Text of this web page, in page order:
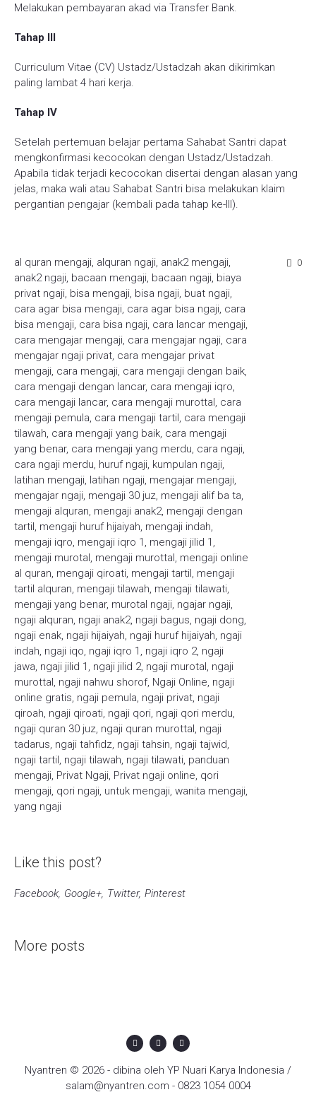
Melakukan pembayaran akad via Transfer Bank.
Tahap III
Curriculum Vitae (CV) Ustadz/Ustadzah akan dikirimkan
paling lambat 4 hari kerja.
Tahap IV
Setelah pertemuan belajar pertama Sahabat Santri dapat
mengkonfirmasi kecocokan dengan Ustadz/Ustadzah.
Apabila tidak terjadi kecocokan disertai dengan alasan yang
jelas, maka wali atau Sahabat Santri bisa melakukan klaim
pergantian pengajar (kembali pada tahap ke-III).
al quran mengaji, alquran ngaji, anak2 mengaji,
anak2 ngaji, bacaan mengaji, bacaan ngaji, biaya
privat ngaji, bisa mengaji, bisa ngaji, buat ngaji,
cara agar bisa mengaji, cara agar bisa ngaji, cara
bisa mengaji, cara bisa ngaji, cara lancar mengaji,
cara mengajar mengaji, cara mengajar ngaji, cara
mengajar ngaji privat, cara mengajar privat
mengaji, cara mengaji, cara mengaji dengan baik,
cara mengaji dengan lancar, cara mengaji iqro,
cara mengaji lancar, cara mengaji murottal, cara
mengaji pemula, cara mengaji tartil, cara mengaji
tilawah, cara mengaji yang baik, cara mengaji
yang benar, cara mengaji yang merdu, cara ngaji,
cara ngaji merdu, huruf ngaji, kumpulan ngaji,
latihan mengaji, latihan ngaji, mengajar mengaji,
mengajar ngaji, mengaji 30 juz, mengaji alif ba ta,
mengaji alquran, mengaji anak2, mengaji dengan
tartil, mengaji huruf hijaiyah, mengaji indah,
mengaji iqro, mengaji iqro 1 , mengaji jilid 1 ,
mengaji murotal, mengaji murottal, mengaji online
al quran, mengaji qiroati, mengaji tartil, mengaji
tartil alquran, mengaji tilawah, mengaji tilawati,
mengaji yang benar, murotal ngaji, ngajar ngaji,
ngaji alquran, ngaji anak2, ngaji bagus, ngaji dong,
ngaji enak, ngaji hijaiyah, ngaji huruf hijaiyah, ngaji
indah, ngaji iqo, ngaji iqro 1 , ngaji iqro 2, ngaji
jawa, ngaji jilid 1 , ngaji jilid 2, ngaji murotal, ngaji
murottal, ngaji nahwu shorof, Ngaji Online, ngaji
online gratis, ngaji pemula, ngaji privat, ngaji
qiroah, ngaji qiroati, ngaji qori, ngaji qori merdu,
ngaji quran 30 juz, ngaji quran murottal, ngaji
tadarus, ngaji tahfidz, ngaji tahsin, ngaji tajwid,
ngaji tartil, ngaji tilawah, ngaji tilawati, panduan
mengaji, Privat Ngaji, Privat ngaji online, qori
mengaji, qori ngaji, untuk mengaji, wanita mengaji,
yang ngaji
0
Like this post?
Facebook Google+ Twitter Pinterest
More posts
Nyantren © 2026 - dibina oleh YP Nuari Karya Indonesia /
salam@nyantren.com - 0823 1054 0004